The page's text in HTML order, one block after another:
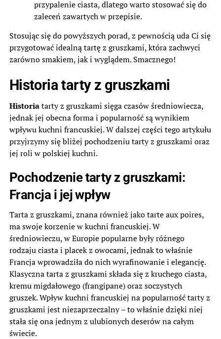
przypalenie ciasta, dlatego warto stosować się do
zaleceń zawartych w przepisie.
Stosując się do powyższych porad, z pewnością uda Ci się
przygotować idealną tartę z gruszkami, która zachwyci
zarówno smakiem, jak i wyglądem. Smacznego!
Historia tarty z gruszkami
Historiatarty z gruszkami sięga czasów średniowiecza,
jednak jej obecna forma i popularność są wynikiem
wpływu kuchni francuskiej. W dalszej części tego artykułu
przyjrzymy się bliżej pochodzeniu tarty z gruszkami oraz
jej roli w polskiej kuchni.
Pochodzenie tarty z gruszkami:
Francja i jej wpływ
Tarta z gruszkami, znana również jako tarte aux poires,
ma swoje korzenie w kuchni francuskiej. W
średniowieczu, w Europie popularne były różnego
rodzaju ciasta i placek z owocami, jednak to właśnie
Francja wprowadziła do nich wyrafinowanie i elegancję.
Klasyczna tarta z gruszkami składa się z kruchego ciasta,
kremu migdałowego (frangipane) oraz soczystych
gruszek. Wpływ kuchni francuskiej na popularność tarty z
gruszkami jest niezaprzeczalny – to właśnie dzięki niej
stała się ona jednym z ulubionych deserów na całym
świecie.